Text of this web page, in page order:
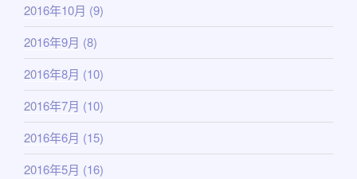
2016年10月 (9)
2016年9月 (8)
2016年8月 (10)
2016年7月 (10)
2016年6月 (15)
2016年5月 (16)